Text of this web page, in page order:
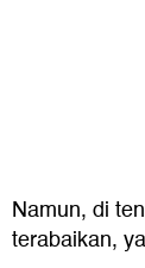
Namun, di
terabaikan,